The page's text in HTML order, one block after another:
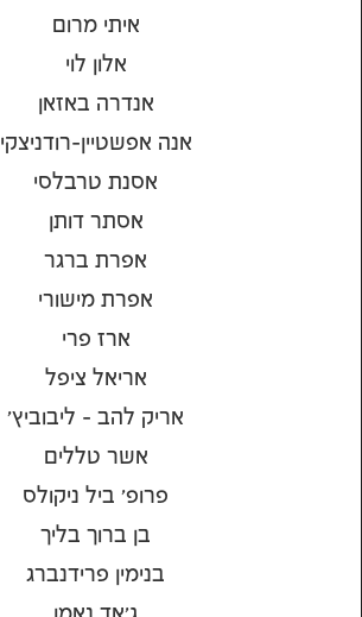
איתי מרום
אלון לוי
אנדרה באזאן
אנה אפשטיין-רודניצקי
אסנת טרבלסי
אסתר דותן
אפרת ברגר
אפרת מישורי
ארז פרי
אריאל ציפל
אריק להב - ליבוביץ'
אשר טללים
פרופ' ביל ניקולס
בן ברוך בליך
בנימין פרידנברג